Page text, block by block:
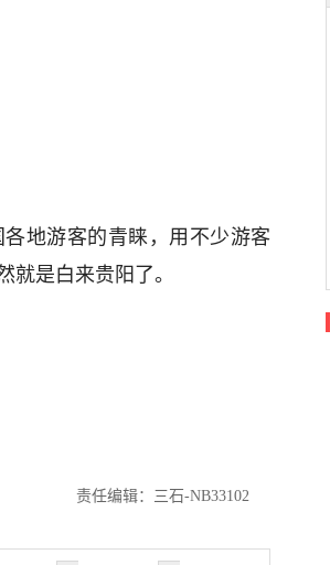
地游客的青睐，用不少游客
就是白来贵阳了。
责任编辑：三石-NB33102